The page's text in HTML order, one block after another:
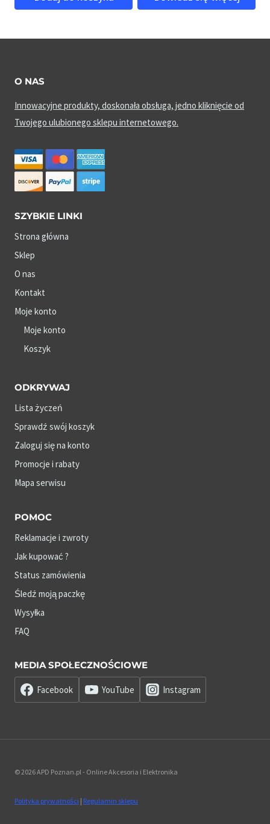
O NAS
Innowacyjne produkty, doskonała obsługa, jedno kliknięcie od
Twojego ulubionego sklepu internetowego.
SZYBKIE LINKI
Strona główna
Sklep
O nas
Kontakt
Moje konto
Moje konto
Koszyk
ODKRYWAJ
Lista życzeń
Sprawdź swój koszyk
Zaloguj się na konto
Promocje i rabaty
Mapa serwisu
POMOC
Reklamacje i zwroty
Jak kupować ?
Status zamówienia
Śledź moją paczkę
Wysyłka
FAQ
MEDIA SPOŁECZNOŚCIOWE
Facebook YouTube Instagram
© 2026 APD Poznan.pl - Online Akcesoria i Elektronika
Polityka prywatności | Regulamin sklepu